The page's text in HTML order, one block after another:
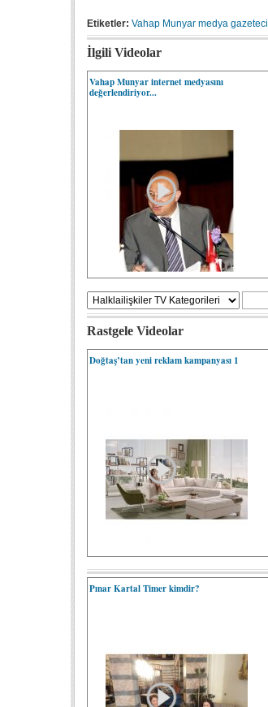
Etiketler: Vahap Munyar medya gazeteci
İlgili Videolar
Vahap Munyar internet medyasını
değerlendiriyor...
Rastgele Videolar
Doğtaş’tan yeni reklam kampanyası 1
Pınar Kartal Timer kimdir?